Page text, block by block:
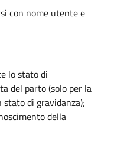
con nome utente e
lo stato di
del parto (solo per la
di gravidanza);
della